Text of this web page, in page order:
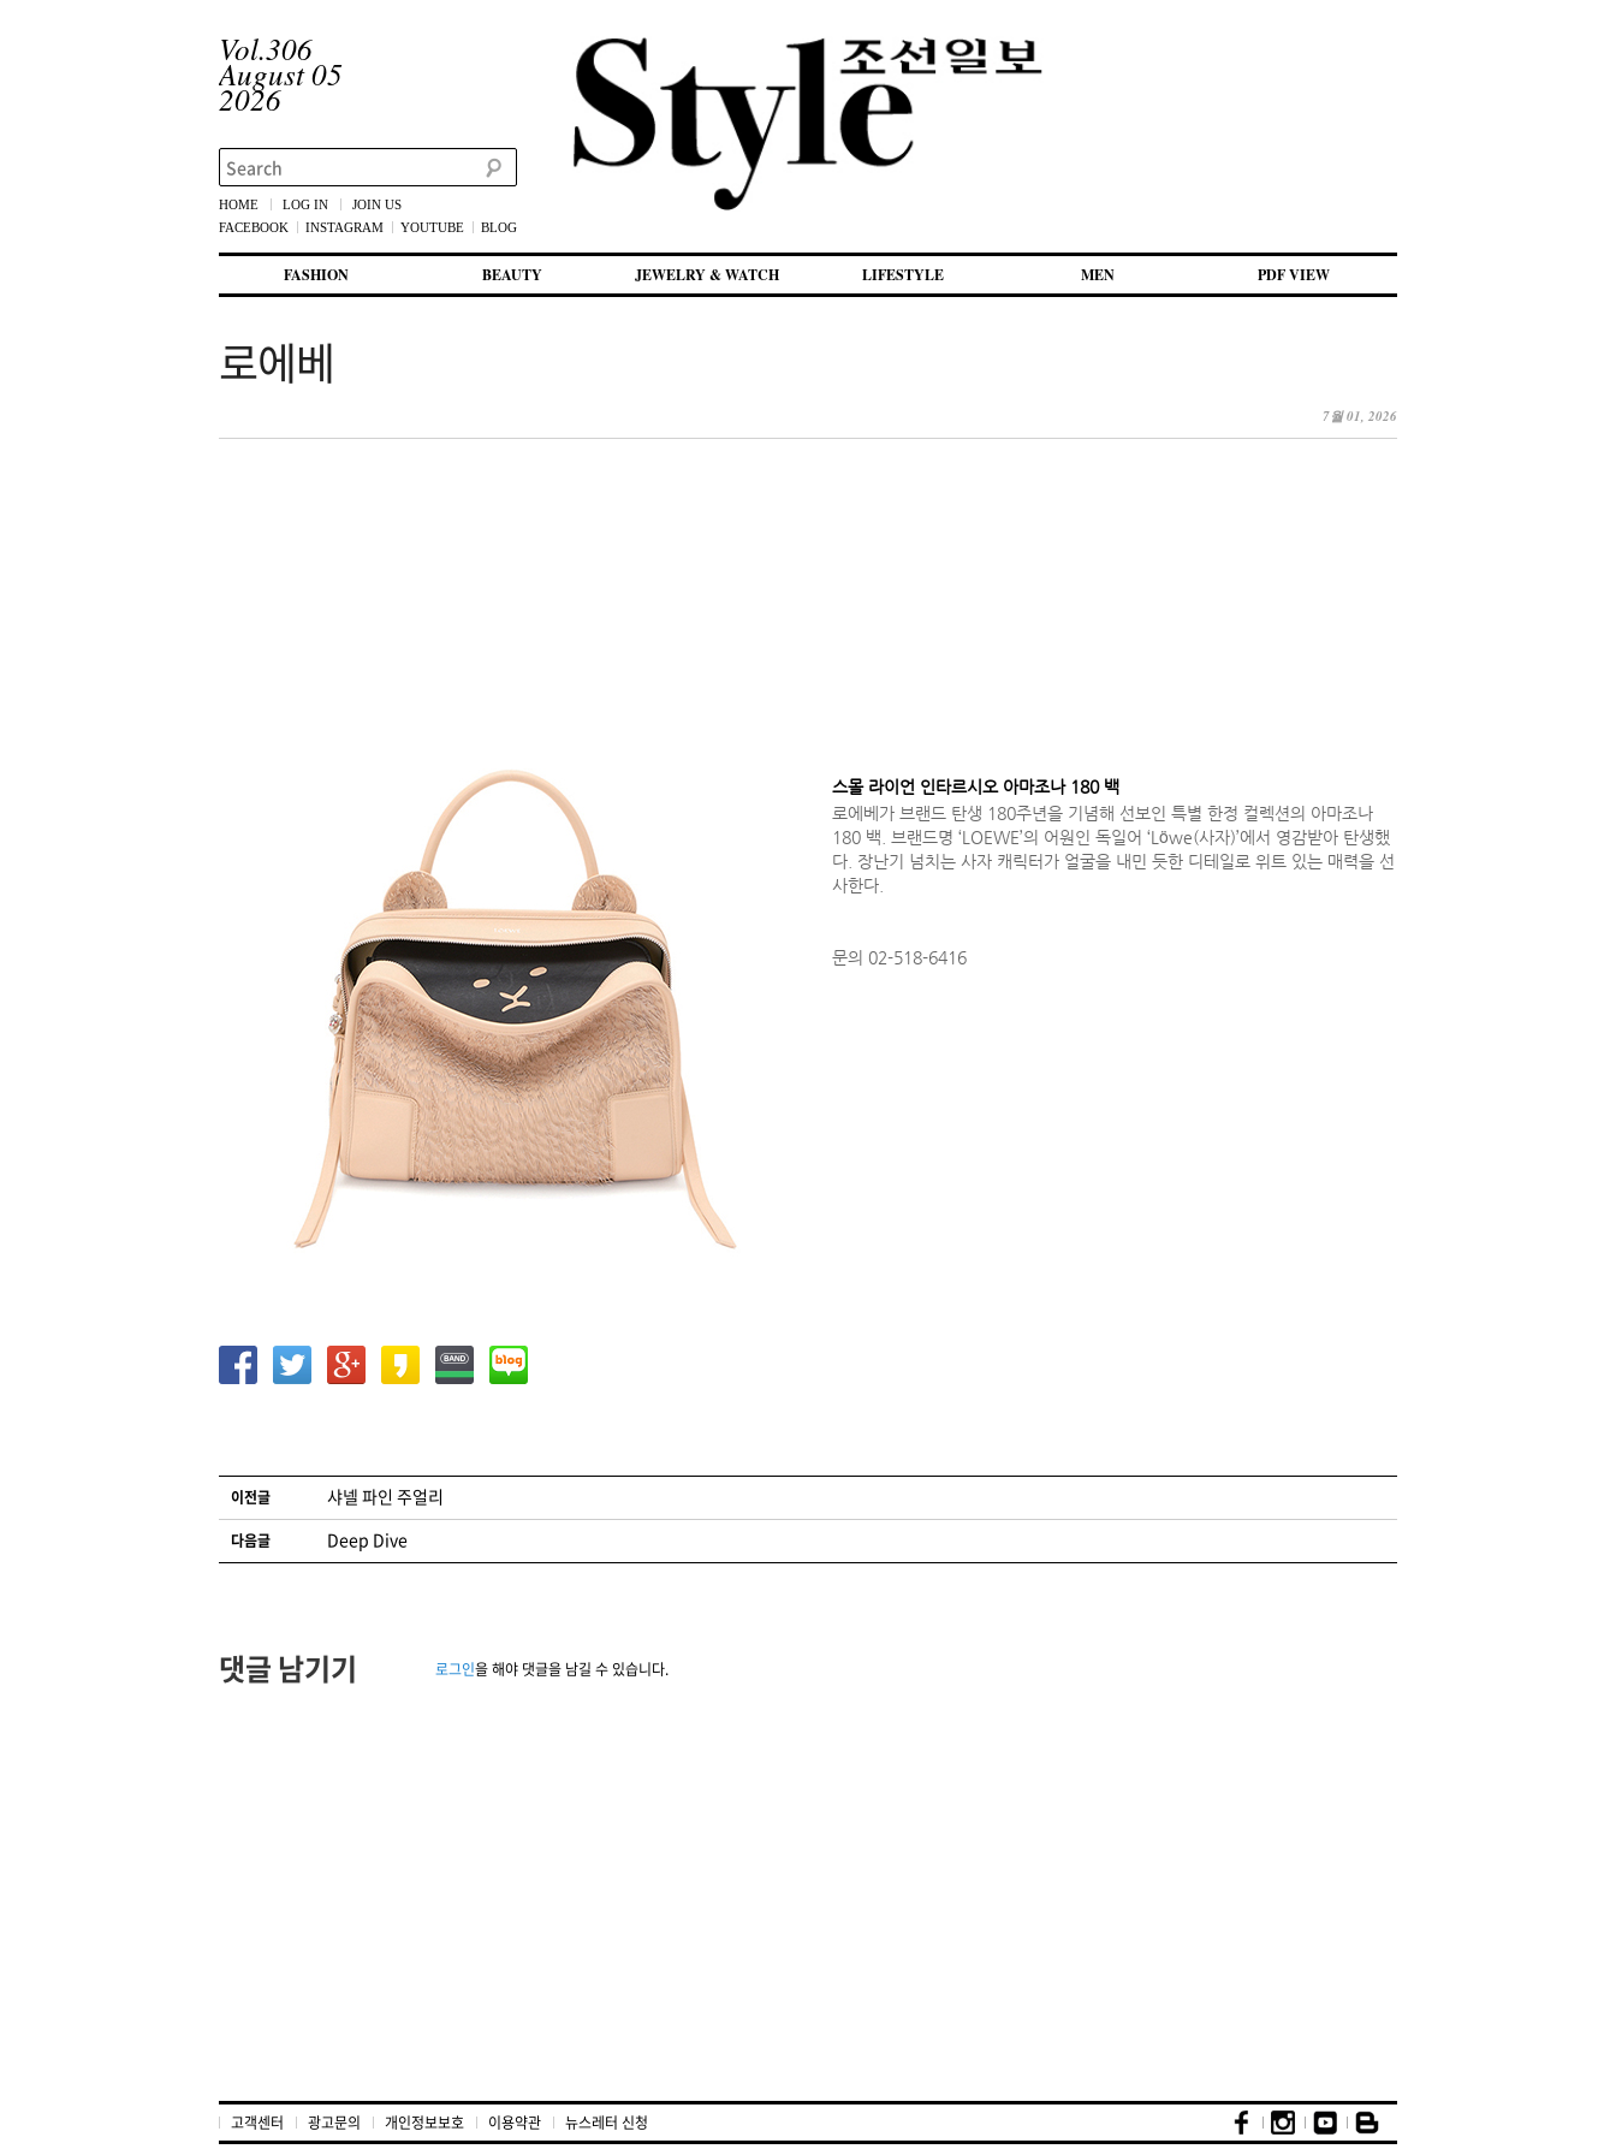
Vol.306
August 05
2026
Search
HOME LOG IN
JOIN US
FACEBOOK
INSTAGRAM YOUTUBE BLOG
첫번째 컨텐츠로 뛰어넘기
두번째 컨텐츠로 뛰어넘기
FASHION BEAUTY JEWELRY & WATCH LIFESTYLE MEN PDF VIEW
로에베
7월 01, 2026
스몰 라이언 인타르시오 아마조나 180 백
로에베가 브랜드 탄생 180주년을 기념해 선보인 특별 한정 컬렉션의 아마조나
180 백. 브랜드명 ‘LOEWE’의 어원인 독일어 ‘Löwe(사자)’에서 영감받아 탄생했
다. 장난기 넘치는 사자 캐릭터가 얼굴을 내민 듯한 디테일로 위트 있는 매력을 선
사한다.
문의 02-518-6416
글 네비게이션
이전글 샤넬 파인 주얼리
다음글 Deep Dive
댓글 남기기 로그인을 해야 댓글을 남길 수 있습니다.
고객센터 광고문의 개인정보보호 이용약관 뉴스레터 신청